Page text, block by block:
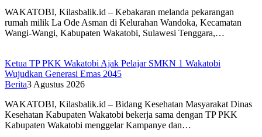
WAKATOBI, Kilasbalik.id – Kebakaran melanda pekarangan
rumah milik La Ode Asman di Kelurahan Wandoka, Kecamatan
Wangi-Wangi, Kabupaten Wakatobi, Sulawesi Tenggara,…
Ketua TP PKK Wakatobi Ajak Pelajar SMKN 1 Wakatobi
Wujudkan Generasi Emas 2045
Berita3 Agustus 2026
WAKATOBI, Kilasbalik.id – Bidang Kesehatan Masyarakat Dinas
Kesehatan Kabupaten Wakatobi bekerja sama dengan TP PKK
Kabupaten Wakatobi menggelar Kampanye dan…